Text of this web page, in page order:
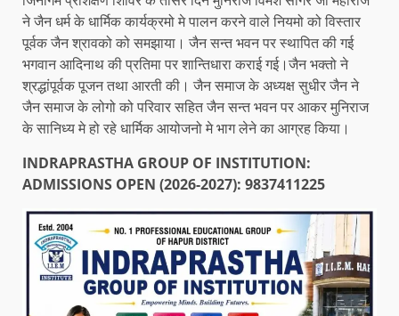
ने जैन धर्म के धार्मिक कार्यक्रमो मे पालन करने वाले नियमो को विस्तार
पूर्वक जैन श्रावको को समझाया। जैन सन्त भवन पर स्थापित की गई
भगवान आदिनाथ की प्रतिमा पर शान्तिधारा कराई गई।जैन भक्तो ने
श्रद्धांपूर्वक पूजन तथा आरती की। जैन समाज के अध्यक्ष सुधीर जैन ने
जैन समाज के लोगो को परिवार सहित जैन सन्त भवन पर आकर मुनिराज
के सानिध्य मे हो रहे धार्मिक आयोजनो मे भाग लेने का आग्रह किया।
INDRAPRASTHA GROUP OF INSTITUTION:
ADMISSIONS OPEN (2026-2027): 9837411225